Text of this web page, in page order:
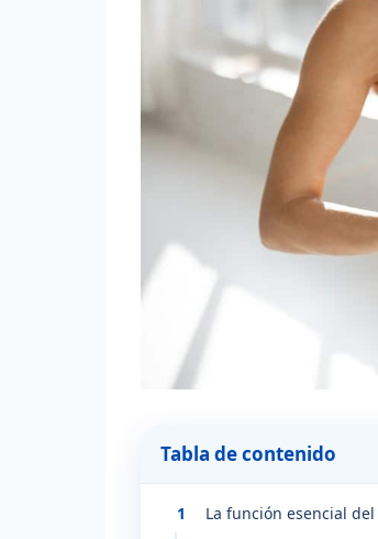
Tabla de contenido
1
La función esencial